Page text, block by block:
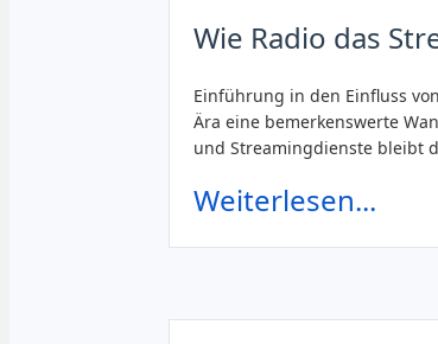
Wie Radio das
Einführung in den Einfluss
Ära eine bemerkenswerte
und Streamingdienste bleibt
Weiterlesen...